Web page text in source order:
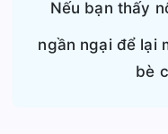
Nếu bạn thấy
ngần ngại để lại
bè